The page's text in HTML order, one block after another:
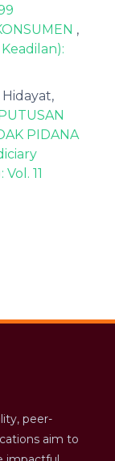
,
PIDANA
11
peer-
aim to